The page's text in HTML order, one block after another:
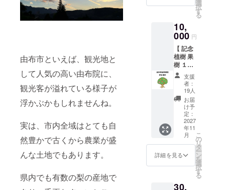
由布市といえば、観光地と
して人気の高い由布院に、
観光客が溢れている様子が
浮かぶかもしれませんね。
実は、市内全域はとても自
然豊かで古くから農業が盛
んな土地でもあります。
県内でも有数の梨の産地で
行える
作業を
ご体験
いただ
き、ラ
ンチに
は農家
飯を召
し上
がって
いただ
きま
す。
更に、
旬の作
土産
付。
2026年
4月 ＊
Zoomに
ておこ
ないま
す。イ
ンター
ネット
環境必
要。 ＊
対面を
ご希望
される
際に
は、農
園まで
お越し
の場所
ション
セッ
ション
含む）
《 利用
期限 》
2025年
5月～
2026年
4月 ＊
Zoomに
ておこ
ないま
す。イ
ンター
ネット
環境必
要。 ＊
際に
選
択
す
る
10,
000 円
【 記念
植樹 果
樹 １本
】 (品種
をお選
びくだ
さい) こ
れから
造成す
る自然
栽培の
果樹園
畑に植
樹をし
ていた
だきま
（遠方
支援
者：
19人
お届
け予
定：
2027
年11
月
詳細を見る
こ
の
リ
タ
ー
ン
を
選
択
す
る
30,